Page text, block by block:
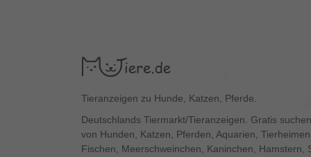
Tieranzeigen zu Hunde, Katzen, Pferde.
Deutschlands Tiermarkt/Tieranzeigen. Gratis
von Hunden, Katzen, Pferden, Aquarien,
Fischen, Meerschweinchen, Kaninchen, Hamstern,